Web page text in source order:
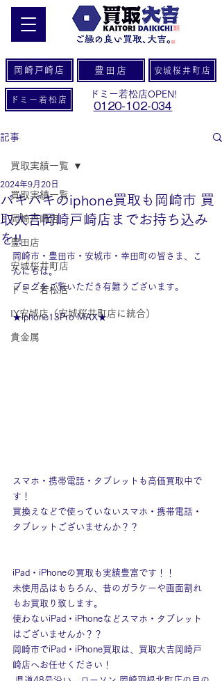
岡崎戸崎店 豊田店 安城桜井町店
ドミー若松店
ドミー若松店OPEN!
0120-102-034
記事
買取実績一覧
岡崎戸崎店
豊田店
安城桜井町店
ドミー若松店
IY安城店（安城桜井町店に統合）
貴金属
買取実績一覧
バキバキのiphone買取も岡崎市 買
取大吉岡崎戸崎店までお持ち込み
を!!
2024年9月20日
岡崎市・豊田市・安城市・幸田町の皆さま、こ
んにちは。
ブログをご覧いただき有難うございます。
★iphone13Pro MAX★
スマホ・携帯電話・タブレットも高価買取中で
す！
買換えなどで使っていないスマホ・携帯電話・
タブレットございませんか？？
iPad・iPhoneの買取も実績豊富です！！
未使用品はもちろん、昔のガラケーや画面割れ
もお買取り致します。
使わないiPad・iPhoneなどスマホ・タブレット
はございませんか？？
岡崎市でiPad・iPhone買取は、買取大吉岡崎戸
崎店へお任せください！